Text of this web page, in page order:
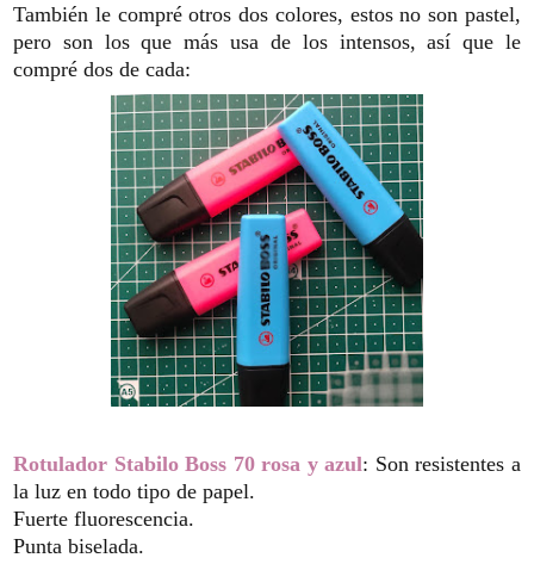
También le compré otros dos colores, estos no son pastel,
pero son los que más usa de los intensos, así que le
compré dos de cada:
Rotulador Stabilo Boss 70 rosa y azul: Son resistentes a
la luz en todo tipo de papel.
Fuerte fluorescencia.
Punta biselada.